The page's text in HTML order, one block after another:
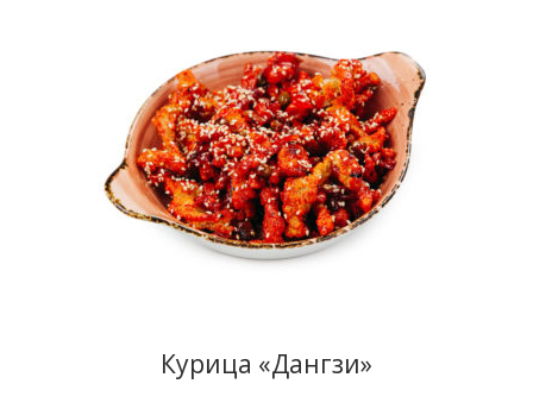
Курица «Дангзи»